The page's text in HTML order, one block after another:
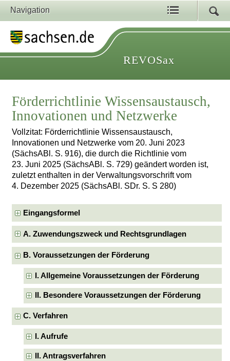
Navigation
REVOSax
Förderrichtlinie Wissensaustausch,
Innovationen und Netzwerke
Vollzitat: Förderrichtlinie Wissensaustausch,
Innovationen und Netzwerke vom 20. Juni 2023
(SächsABl. S. 916), die durch die Richtlinie vom
23. Juni 2025 (SächsABl. S. 729) geändert worden ist,
zuletzt enthalten in der Verwaltungsvorschrift vom
4. Dezember 2025 (SächsABl. SDr. S. S 280)
Eingangsformel
A. Zuwendungszweck und Rechtsgrundlagen
B. Voraussetzungen der Förderung
I. Allgemeine Voraussetzungen der Förderung
II. Besondere Voraussetzungen der Förderung
C. Verfahren
I. Aufrufe
II. Antragsverfahren